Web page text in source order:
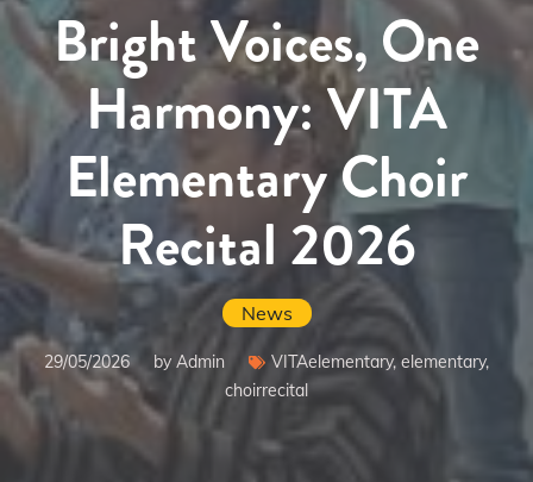
Bright Voices, One
Harmony: VITA
Elementary Choir
Recital 2026
News
29/05/2026 by Admin
VITAelementary, elementary,
choirrecital